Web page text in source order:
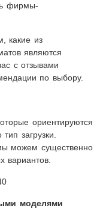
фирмы-
какие из
являются
с отзывами
по выбору.
ориентируются
загрузки.
можем существенно
вариантов.
моделями